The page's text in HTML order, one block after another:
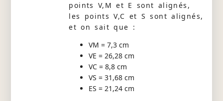
points V,M et E sont alignés,
les points V,C et S sont alignés,
et on sait que :
VM = 7,3 cm
VE = 26,28 cm
VC = 8,8 cm
VS = 31,68 cm
ES = 21,24 cm